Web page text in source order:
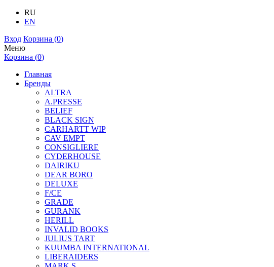
RU
EN
Вход Корзина (0)
Меню
Корзина (0)
Главная
Бренды
ALTRA
A.PRESSE
BELIEF
BLACK SIGN
CARHARTT WIP
CAV EMPT
CONSIGLIERE
CYDERHOUSE
DAIRIKU
DEAR BORO
DELUXE
F/CE
GRADE
GURANK
HERILL
INVALID BOOKS
JULIUS TART
KUUMBA INTERNATIONAL
LIBERAIDERS